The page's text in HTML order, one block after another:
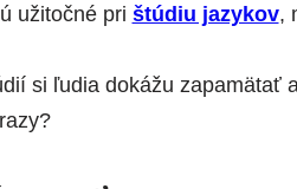
užitočné pri štúdiu jazykov,
si ľudia dokážu zapamätať